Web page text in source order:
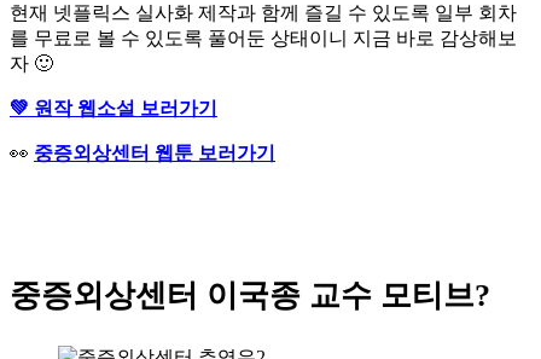
현재 넷플릭스 실사화 제작과 함께 즐길 수 있도록 일부 회차
를 무료로 볼 수 있도록 풀어둔 상태이니 지금 바로 감상해보
자 🙂
💚 원작 웹소설 보러가기
👀 중증외상센터 웹툰 보러가기
중증외상센터 이국종 교수 모티브?